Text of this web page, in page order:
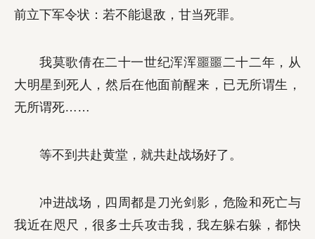
前立下军令状：若不能退敌，甘当死罪。
我莫歌倩在二十一世纪浑浑噩噩二十二年，从
大明星到死人，然后在他面前醒来，已无所谓生，
无所谓死……
等不到共赴黄堂，就共赴战场好了。
冲进战场，四周都是刀光剑影，危险和死亡与
我近在咫尺，很多士兵攻击我，我左躲右躲，都快